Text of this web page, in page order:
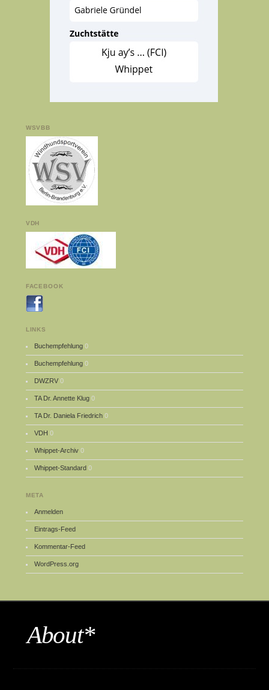
WSVBB
VDH
FACEBOOK
LINKS
Buchempfehlung 0
Buchempfehlung 0
DWZRV 0
TA Dr. Annette Klug 0
TA Dr. Daniela Friedrich 0
VDH 0
Whippet-Archiv 0
Whippet-Standard 0
META
Anmelden
Eintrags-Feed
Kommentar-Feed
WordPress.org
About*